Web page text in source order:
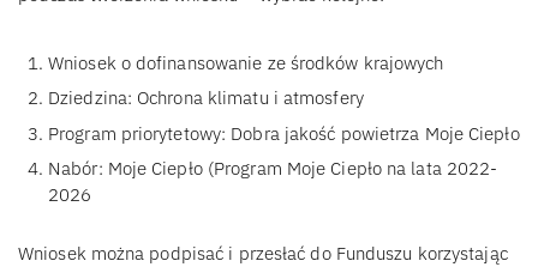
Wniosek o dofinansowanie ze środków krajowych
Dziedzina: Ochrona klimatu i atmosfery
Program priorytetowy: Dobra jakość powietrza Moje Ciepło
Nabór: Moje Ciepło (Program Moje Ciepło na lata 2022-
2026
Wniosek można podpisać i przesłać do Funduszu korzystając